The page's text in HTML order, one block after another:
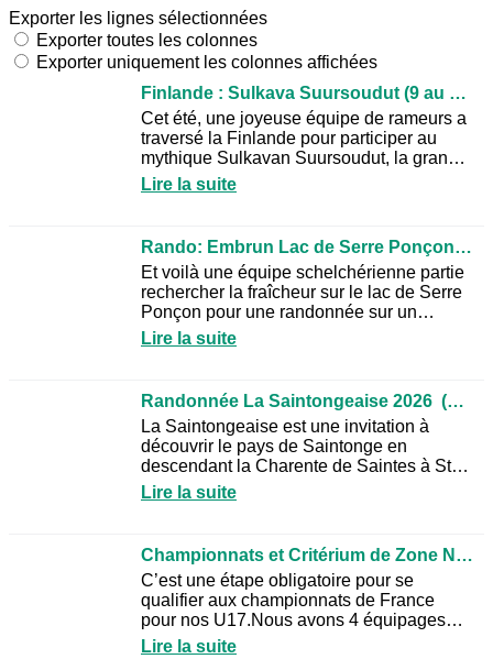
Exporter les lignes sélectionnées
Exporter toutes les colonnes
Exporter uniquement les colonnes affichées
Finlande : Sulkava Suursoudut (9 au 12 Juillet 2026)
Cet été, une joyeuse équipe de rameurs a
traversé la Finlande pour participer au
mythique Sulkavan Suursoudut, la grande
fête de l’aviron sur le lac
Saimaa.Embarqués à onze sur...
Lire la suite
Rando: Embrun Lac de Serre Ponçon 2026 (27-28 Juin)
Et voilà une équipe schelchérienne partie
rechercher la fraîcheur sur le lac de Serre
Ponçon pour une randonnée sur un
magnifique lac dont les eaux sont issues
de la fonte des...
Lire la suite
Randonnée La Saintongeaise 2026 (21-22 juin2026)
La Saintongeaise est une invitation à
découvrir le pays de Saintonge en
descendant la Charente de Saintes à St
Savinien. L’organisation et la supervision
assurées par l’Aviron...
Lire la suite
Championnats et Critérium de Zone Nord-Ouest à Vaires (12 au 14 Juin 2026)
C’est une étape obligatoire pour se
qualifier aux championnats de France
pour nos U17.Nous avons 4 équipages
engagés pour ces championnats.1x FU15
avec Gabrielle :Série : 8 ème...
Lire la suite